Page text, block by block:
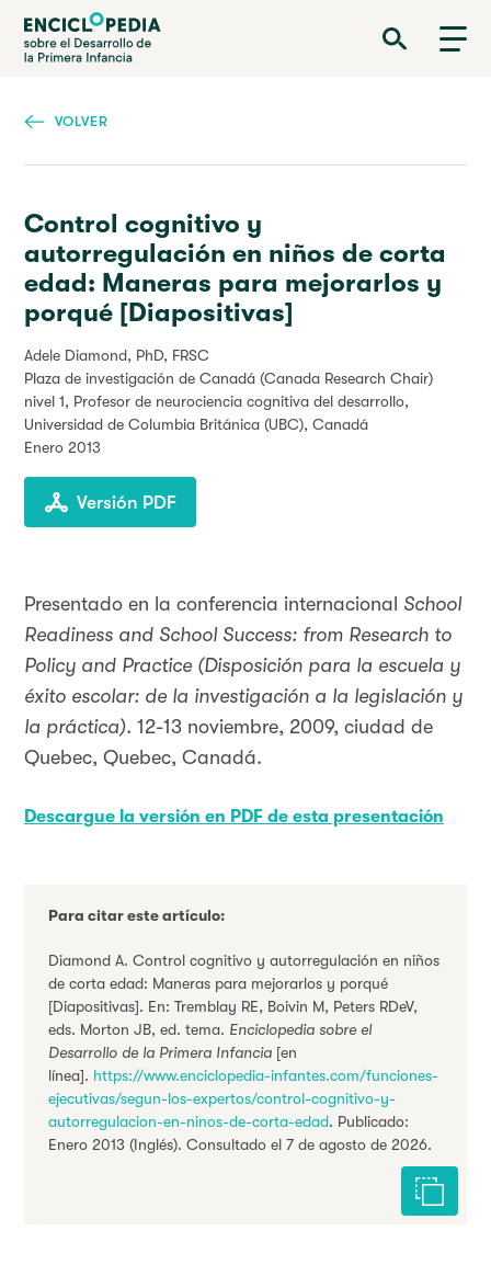
Pasar
contenido
Enciclopedia sobre el Desarrollo de la Primera Infancia
VOLVER
Control cognitivo y
autorregulación en niños de corta
edad: Maneras para mejorarlos y
porqué [Diapositivas]
Adele Diamond, PhD, FRSC
Plaza de investigación de Canadá (Canada Research Chair)
nivel 1, Profesor de neurociencia cognitiva del desarrollo,
Universidad de Columbia Británica (UBC), Canadá
Enero 2013
Versión PDF
Presentado en la conferencia internacional School
Readiness and School Success: from Research to
Policy and Practice (Disposición para la escuela y
éxito escolar: de la investigación a la legislación y
la práctica). 12-13 noviembre, 2009, ciudad de
Quebec, Quebec, Canadá.
Descargue la versión en PDF de esta presentación
Para citar este artículo:
Diamond A. Control cognitivo y autorregulación en niños
de corta edad: Maneras para mejorarlos y porqué
[Diapositivas]. En: Tremblay RE, Boivin M, Peters RDeV,
eds. Morton JB, ed. tema. Enciclopedia sobre el
Desarrollo de la Primera Infancia [en
línea]. https://www.enciclopedia-infantes.com/funciones-
ejecutivas/segun-los-expertos/control-cognitivo-y-
autorregulacion-en-ninos-de-corta-edad. Publicado:
Enero 2013 (Inglés). Consultado el 7 de agosto de 2026.
Citar